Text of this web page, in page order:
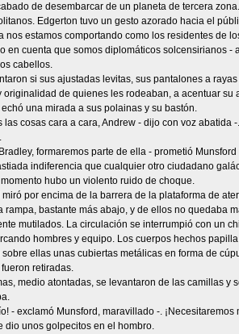
de desembarcar de un planeta de tercera
Edgerton tuvo un gesto azorado hacia el
nos estamos comportando como los residentes de
en cuenta que somos diplomáticos solcensirianos
cabellos.
si sus ajustadas levitas, sus pantalones a
originalidad de quienes les rodeaban, a acentuar su
echó una mirada a sus polainas y su bastón.
las cosas cara a cara, Andrew - dijo con voz
formaremos parte de ella - prometió
indiferencia que cualquier otro ciudadano
hubo un violento ruido de choque.
miró por encima de la barrera de la plataforma de
rampa, bastante más abajo, y de ellos no quedaba
mutilados. La circulación se interrumpió con un
hombres y equipo. Los cuerpos hechos
ellas unas cubiertas metálicas en forma de
retiradas.
medio atontadas, se levantaron de las camillas
- exclamó Munsford, maravillado -.
dio unos golpecitos en el hombro.